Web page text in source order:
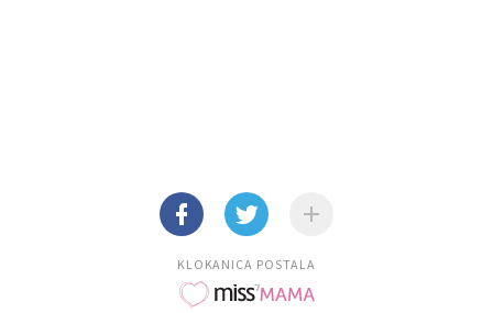
KLOKANICA POSTALA